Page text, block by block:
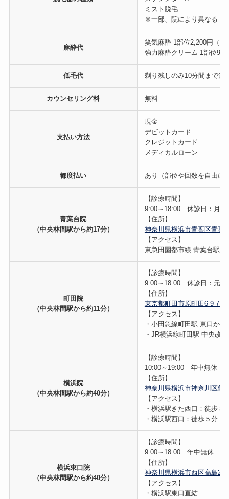
ミスト脱毛
※一部、院により異なる
麻酔代
笑気麻酔 1部位2,200円（フ
強力麻酔クリーム 1部位980
低毛代 剃り残しのみ10分間まで無
カウンセリング料 無料
支払い方法
現金
デビットカード
クレジットカード
メディカルローン
都度払い あり（部位や回数を自由に
青葉台院
（中央林間駅から約17分）
【診療時間】
9:00～18:00 休診日：月曜
【住所】
神奈川県横浜市青葉区青葉
【アクセス】
東急田園都市線 青葉台駅
町田院
（中央林間駅から約11分）
【診療時間】
9:00～18:00 休診日：元旦
【住所】
東京都町田市原町田6-9-7
【アクセス】
・小田急線町田駅 東口から
・JR横浜線町田駅 中央改
横浜院
（中央林間駅から約40分）
【診療時間】
10:00～19:00 年中無休（
【住所】
神奈川県横浜市神奈川区
【アクセス】
・横浜駅きた西口：徒歩３
・横浜駅西口：徒歩５分
横浜東口院
（中央林間駅から約40分）
【診療時間】
9:00～18:00 年中無休
【住所】
神奈川県横浜市西区高島2-
【アクセス】
・横浜駅東口直結